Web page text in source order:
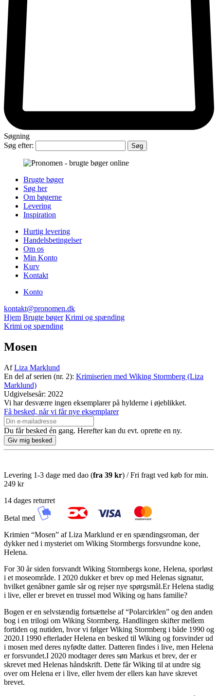
Søgning
Søg efter:
Brugte bøger
Søg her
Om bøgerne
Levering
Inspiration
Hurtig levering
Handelsbetingelser
Om os
Min Konto
Kurv
Kontakt
Konto
kontakt@pronomen.dk
Hjem Brugte bøger Krimi og spænding
Krimi og spænding
Mosen
AfLiza Marklund
En del af serien (nr. 2): Krimiserien med Wiking Stormberg (Liza
Marklund)
Udgivelsesår: 2022
Vi har desværre ingen eksemplarer på hylderne i øjeblikket.
Få besked, når vi får nye eksemplarer
Du får besked én gang. Herefter kan du evt. oprette en ny.
Levering 1-3 dage med dao (fra 39 kr) / Fri fragt ved køb for min.
249 kr
14 dages returret
Betal med
Krimien “Mosen” af Liza Marklund er en spændingsroman, der
dykker ned i mysteriet om Wiking Stormbergs forsvundne kone,
Helena.
For 30 år siden forsvandt Wiking Stormbergs kone, Helena, sporløst
i et moseområde. I 2020 dukker et brev op med Helenas signatur,
hvilket genåbner gamle sår og rejser nye spørgsmål.Er Helena stadig
i live, eller er brevet en trussel mod Wiking og hans familie?
Bogen er en selvstændig fortsættelse af “Polarcirklen” og den anden
bog i en trilogi om Wiking Stormberg. Handlingen skifter mellem
fortiden og nutiden, hvor vi følger Wiking Stormberg i både 1990 og
2020.I 1990 efterlader Helena en besked til Wiking og forsvinder ud
i mosen med deres nyfødte datter. Datteren findes i live, men Helena
er forsvundet.I 2020 modtager deres søn Markus et brev, der er
skrevet med Helenas håndskrift. Dette får Wiking til at undre sig
over om Helena er i live, eller hvem der ellers kan have skrevet
brevet.